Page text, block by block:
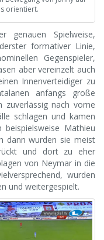
orientiert.
genauen Spielweise,
formativer Linie,
Gegenspieler,
aber vereinzelt auch
Innenverteidiger zu
anfangs große
nach vorne
schlagen und kamen
Mathieu
dann wurden sie meist
und dort zu eher
von Neymar in die
wurden
und weitergespielt.